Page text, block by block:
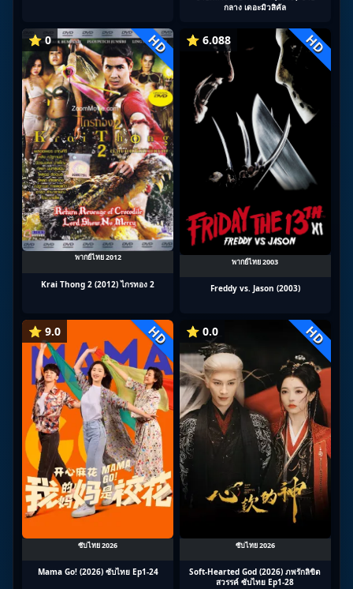
กลาง เดอะมิวสิคัล
⭐ 0 HD
พากย์ไทย 2012
Krai Thong 2 (2012) ไกรทอง 2
⭐ 6.088 HD
พากย์ไทย 2003
Freddy vs. Jason (2003)
⭐ 9.0 HD
ซับไทย 2026
Mama Go! (2026) ซับไทย Ep1-24
⭐ 0.0 HD
ซับไทย 2026
Soft-Hearted God (2026) ภพรักลิขิต
สวรรค์ ซับไทย Ep1-28